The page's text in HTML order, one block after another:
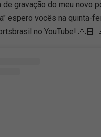
de gravação do meu novo
espero vocês na quinta-
no YouTube!